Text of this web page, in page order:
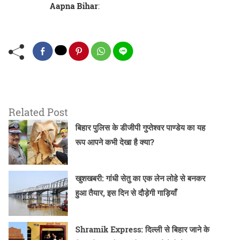
Aapna Bihar:
Related Post
बिहार पुलिस के डीजीपी गुप्तेश्वर पाण्डेय का यह
रूप आपने कभी देखा है क्या?
खुशखबरी: गांधी सेतु का एक लेन लोहे से बनकर
हुआ तैयार, इस दिन से दौड़ेगी गाड़ियाँ
Shramik Express: दिल्ली से बिहार जाने के